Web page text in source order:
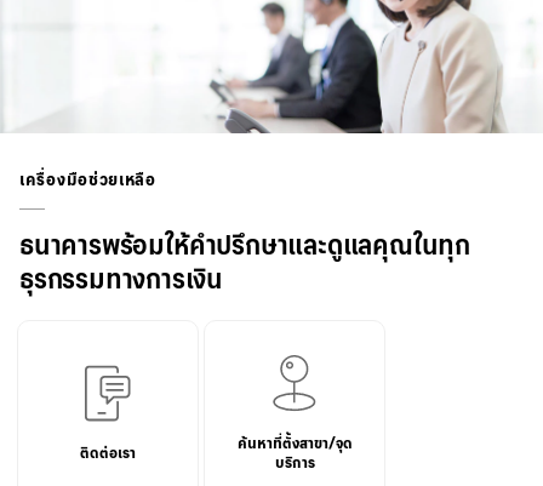
เครื่องมือช่วยเหลือ
ธนาคารพร้อมให้คำปรึกษาและดูแลคุณในทุก
ธุรกรรมทางการเงิน
ติดต่อเรา
ค้นหาที่ตั้งสาขา/จุด
บริการ